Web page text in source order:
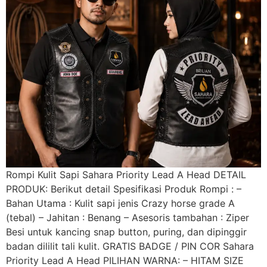
Rompi Kulit Sapi Sahara Priority Lead A Head DETAIL
PRODUK: Berikut detail Spesifikasi Produk Rompi : –
Bahan Utama : Kulit sapi jenis Crazy horse grade A
(tebal) – Jahitan : Benang – Asesoris tambahan : Ziper
Besi untuk kancing snap button, puring, dan dipinggir
badan dililit tali kulit. GRATIS BADGE / PIN COR Sahara
Priority Lead A Head PILIHAN WARNA: – HITAM SIZE